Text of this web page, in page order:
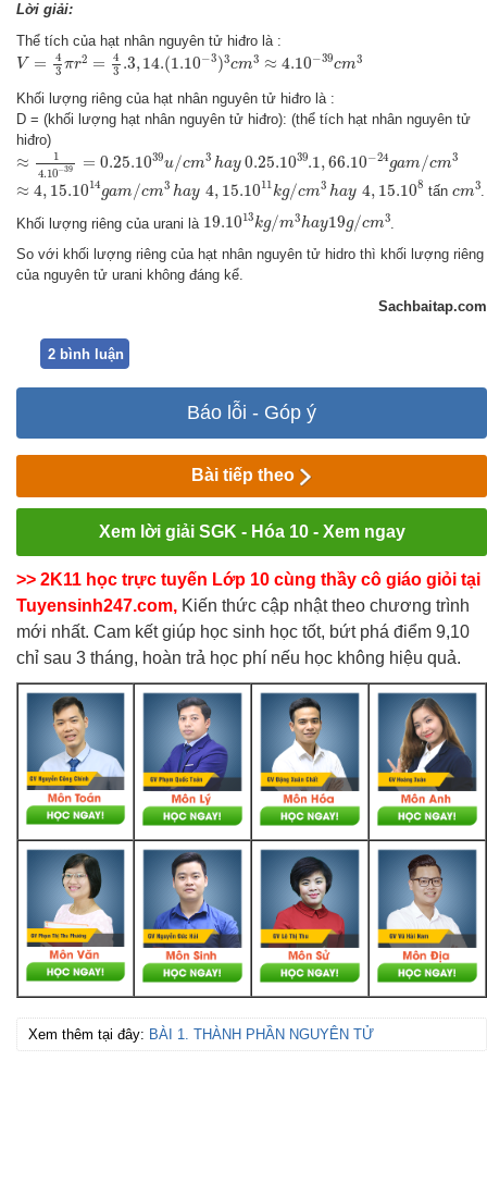
Lời giải:
Thể tích của hạt nhân nguyên tử hiđro là :
V =
4
3 πr2 =
4
3 .3,14.(1.10−3)3cm3 ≈ 4.10−39cm3
V= π = .3 14. 1.10 − 3 3cm ≈4.10 39 m
Khối lượng riêng của hạt nhân nguyên tử hiđro là :
D = (khối lượng hạt nhân nguyên tử hiđro): (thể tích hạt nhân nguyên tử
hiđro)
≈
1
4.10−39 = 0.25.1039u/cm3 hay 0.25.1039.1,66.10−24gam /cm3
≈14.10 0.25.1039 / m3 h 0.25.1039 66.10 24 / m3
≈ 4, 15.1014gam /cm3 hay 4, 15.1011kg/cm3 hay 4, 15.108
15.10 14g m h a 15.10 11kg / m a y 8
tấn cm3
3
Khối lượng riêng của urani là 19.1013kg/m3hay19g/cm3
19.1013 g/ m3h 19 / 3
So với khối lượng riêng của hạt nhân nguyên tử hidro thì khối lượng riêng
của nguyên tử urani không đáng kể.
Sachbaitap.com
2 bình luận
Báo lỗi - Góp ý
Bài tiếp theo
Xem lời giải SGK - Hóa 10 - Xem ngay
>> 2K11 học trực tuyến Lớp 10 cùng thầy cô giáo giỏi tại
Tuyensinh247.com, Kiến thức cập nhật theo chương trình
mới nhất. Cam kết giúp học sinh học tốt, bứt phá điểm 9,10
chỉ sau 3 tháng, hoàn trả học phí nếu học không hiệu quả.
Xem thêm tại đây: BÀI 1. THÀNH PHẦN NGUYÊN TỬ